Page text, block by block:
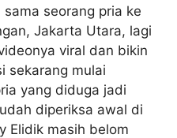
seorang pria ke
Jakarta Utara, lagi
viral dan bikin
sekarang mulai
yang diduga jadi
diperiksa awal di
Elidik masih belom